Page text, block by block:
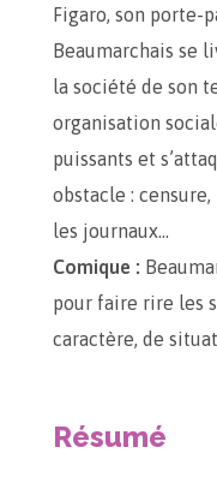
Figaro, son porte-
Beaumarchais se
la société de son
organisation
puissants et
obstacle :
les journaux…
Comique :
pour faire rire les
caractère, de
Résumé